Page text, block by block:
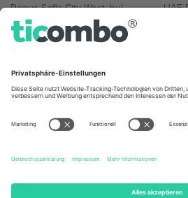
Regus Sofia City West, bul
Totleben 53-55, 1606 Sofia,
Bulgaria
UAE
Mexico
Av Chapultepec 360, Roma
Norte, Cuauhtémoc, 06700
Ciudad de México, CDMX,
Mexico
Die juristische Person des
Informationen finden Sie auf der